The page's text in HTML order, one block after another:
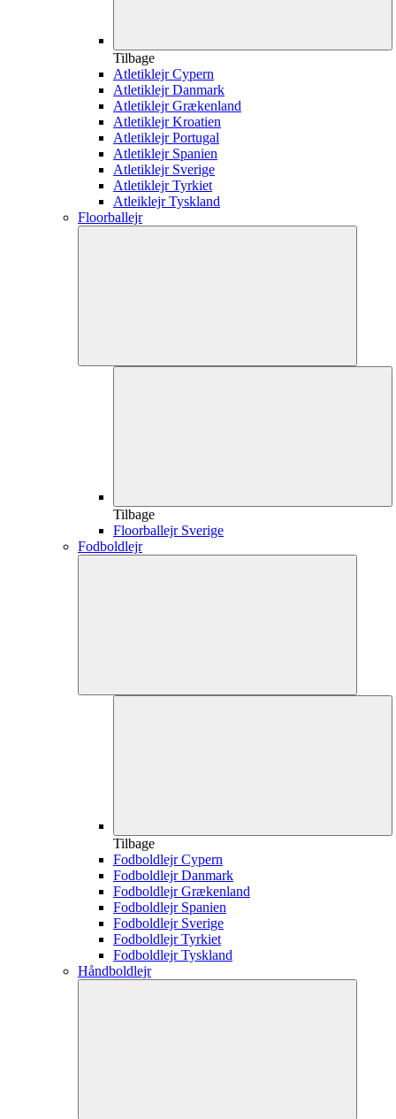
Tilbage
Atletiklejr Cypern
Atletiklejr Danmark
Atletiklejr Grækenland
Atletiklejr Kroatien
Atletiklejr Portugal
Atletiklejr Spanien
Atletiklejr Sverige
Atletiklejr Tyrkiet
Atleiklejr Tyskland
Floorballejr
Tilbage
Floorballejr Sverige
Fodboldlejr
Tilbage
Fodboldlejr Cypern
Fodboldlejr Danmark
Fodboldlejr Grækenland
Fodboldlejr Spanien
Fodboldlejr Sverige
Fodboldlejr Tyrkiet
Fodboldlejr Tyskland
Håndboldlejr